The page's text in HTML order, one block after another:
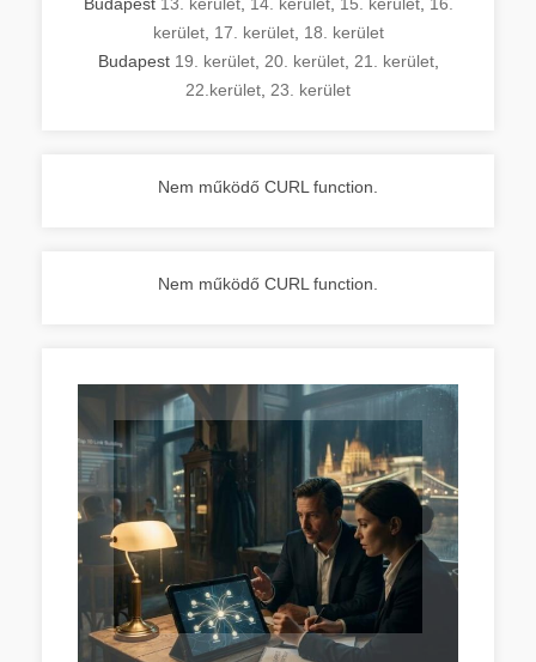
kerület, 17. kerület, 18. kerület
Budapest 19. kerület, 20. kerület, 21. kerület,
22.kerület 23. kerület
Nem működő CURL function.
Nem működő CURL function.